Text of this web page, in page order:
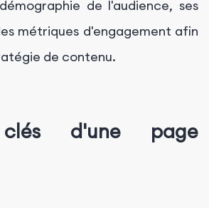
de l'audience, ses
métriques d'engagement afin
de contenu.
d'une page